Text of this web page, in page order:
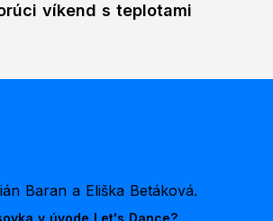
víkend s teplotami